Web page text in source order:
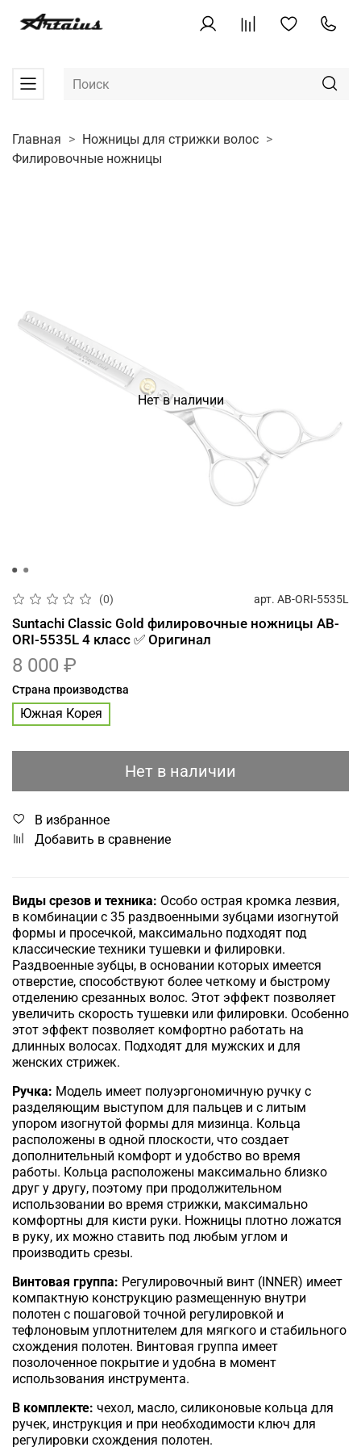
Главная
Ножницы для стрижки волос
Филировочные ножницы
Нет в наличии
(0) арт. AB-ORI-5535L
Suntachi Classic Gold филировочные ножницы AB-
ORI-5535L 4 класс ✅ Оригинал
8 000 ₽
Страна производства
Южная Корея
Нет в наличии
В избранное
Добавить в сравнение
Виды срезов и техника: Особо острая кромка лезвия,
в комбинации с 35 раздвоенными зубцами изогнутой
формы и просечкой, максимально подходят под
классические техники тушевки и филировки.
Раздвоенные зубцы, в основании которых имеется
отверстие, способствуют более четкому и быстрому
отделению срезанных волос. Этот эффект позволяет
увеличить скорость тушевки или филировки. Особенно
этот эффект позволяет комфортно работать на
длинных волосах. Подходят для мужских и для
женских стрижек.
Ручка: Модель имеет полуэргономичную ручку с
разделяющим выступом для пальцев и с литым
упором изогнутой формы для мизинца. Кольца
расположены в одной плоскости, что создает
дополнительный комфорт и удобство во время
работы. Кольца расположены максимально близко
друг у другу, поэтому при продолжительном
использовании во время стрижки, максимально
комфортны для кисти руки. Ножницы плотно ложатся
в руку, их можно ставить под любым углом и
производить срезы.
Винтовая группа: Регулировочный винт (INNER) имеет
компактную конструкцию размещенную внутри
полотен с пошаговой точной регулировкой и
тефлоновым уплотнителем для мягкого и стабильного
схождения полотен. Винтовая группа имеет
позолоченное покрытие и удобна в момент
использования инструмента.
В комплекте: чехол, масло, силиконовые кольца для
ручек, инструкция и при необходимости ключ для
регулировки схождения полотен.